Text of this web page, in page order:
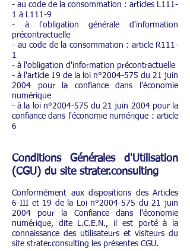
- au code de la consommation : articles L111-
1 à L111-9
- à l'obligation générale d'information
précontractuelle
- au code de la consommation : article R111-
1
- à l'obligation d'information précontractuelle
- à l'article 19 de la loi n°2004-575 du 21 juin
2004 pour la confiance dans l'économie
numérique
- à la loi n°2004-575 du 21 juin 2004 pour la
confiance dans l'économie numérique : article
6
Conditions Générales d'Utilisation
(CGU) du site strater.consulting
Conformément aux dispositions des Articles
6-III et 19 de la Loi n°2004-575 du 21 juin
2004 pour la Confiance dans l'économie
numérique, dite L.C.E.N., il est porté à la
connaissance des utilisateurs et visiteurs du
site strater.consulting les présentes CGU.